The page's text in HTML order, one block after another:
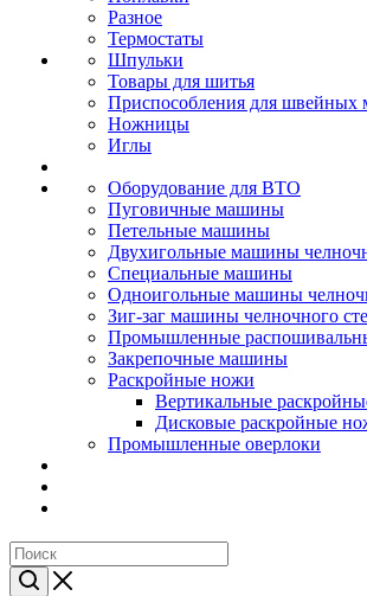
Разное
Термостаты
Шпульки
Товары для шитья
Приспособления для швейных
Ножницы
Иглы
Оборудование для ВТО
Пуговичные машины
Петельные машины
Двухигольные машины
Специальные машины
Одноигольные машины
Зиг-заг машины челночного
Промышленные
Закрепочные машины
Раскройные ножи
Вертикальные
Дисковые раскройные
Промышленные оверлоки